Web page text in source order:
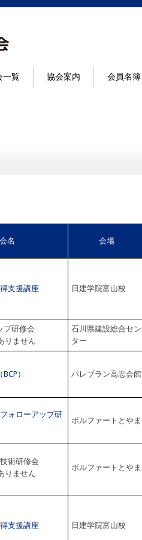
一覧 協会案内 会員名簿
名 会場
支援講座 日建学院富山校
プ研修会
りません
石川県建設総合セン
ター
） パレブラン高志会館
ォローアップ研
ボルファートとやま
術研修会
りません
ボルファートとやま
支援講座 日建学院富山校